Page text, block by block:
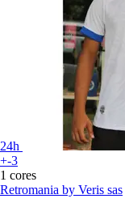
24h
+-3
1 cores
Retromania by Veris sas